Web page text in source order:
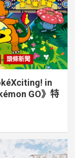
頭條新聞
in
GO》特